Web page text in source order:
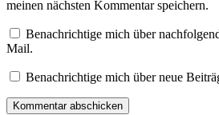
meinen nächsten Kommentar speichern.
Benachrichtige mich über
Mail.
Benachrichtige mich über neue